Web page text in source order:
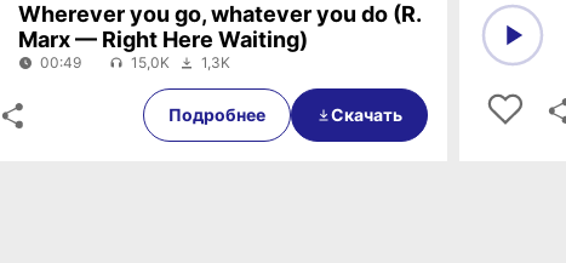
00:49
Wherever you go, whatever you do (R.
Marx — Right Here Waiting)
00:49 15,0K 1,3K
Подробнее Скачать